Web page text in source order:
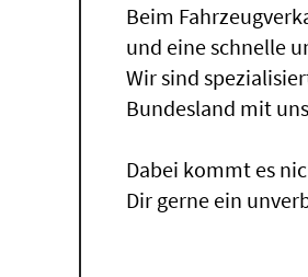
Beim
und eine schnelle
Wir sind
Bundesland mit
Dabei kommt es
Dir gerne ein